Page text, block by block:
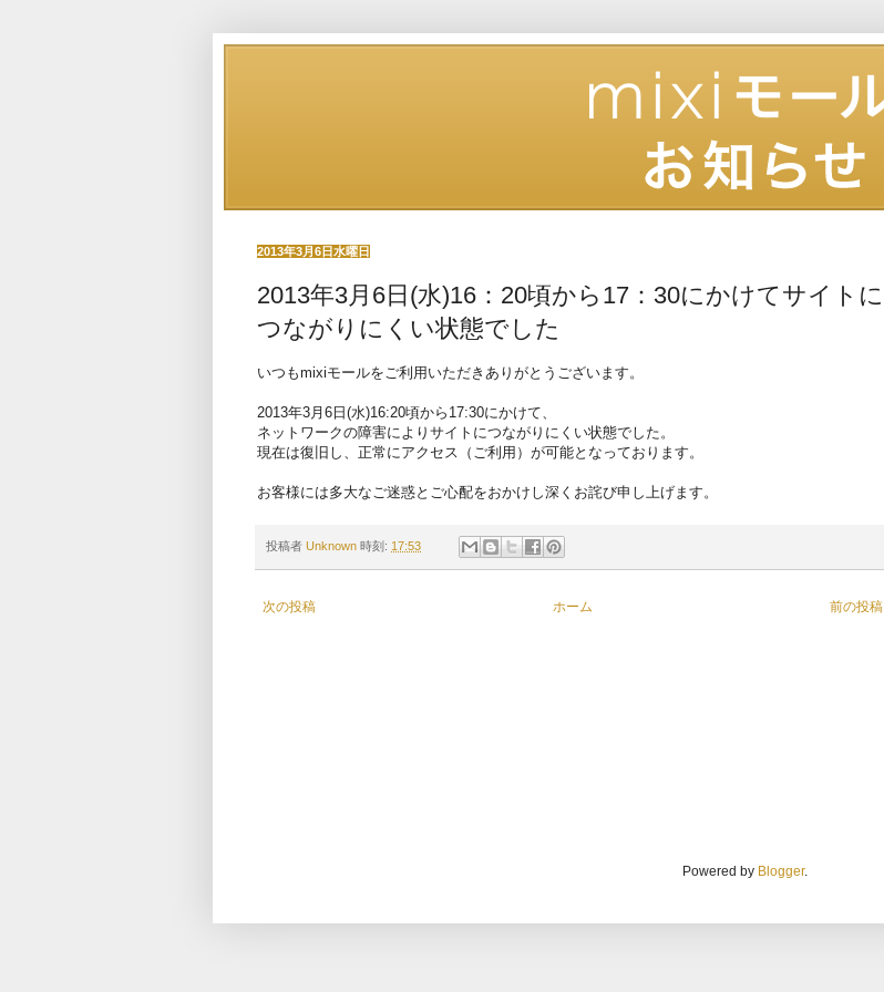
2013年3月6日水曜日
2013年3月6日(水)16：20頃から17：30にかけてサイトに
つながりにくい状態でした
いつもmixiモールをご利用いただきありがとうございます。
2013年3月6日(水)16:20頃から17:30にかけて、
ネットワークの障害によりサイトにつながりにくい状態でした。
現在は復旧し、正常にアクセス（ご利用）が可能となっております。
お客様には多大なご迷惑とご心配をおかけし深くお詫び申し上げま す。
投稿者 Unknown 時刻: 17:53
次の投稿 前の投稿
ホーム
Powered by Blogger.